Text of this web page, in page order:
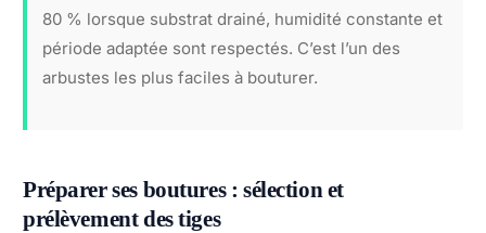
80 % lorsque substrat drainé, humidité constante et
période adaptée sont respectés. C’est l’un des
arbustes les plus faciles à bouturer.
Préparer ses boutures : sélection et
prélèvement des tiges